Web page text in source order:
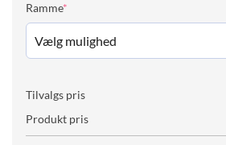
Ramme*
Tilvalgs pris
Produkt pris